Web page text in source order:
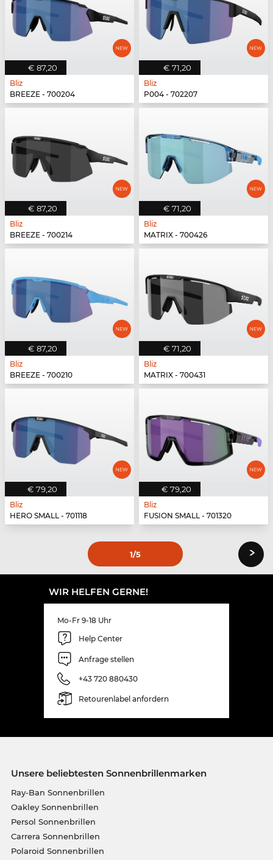
€ 87,20
Bliz
BREEZE - 700204
€ 71,20
Bliz
P004 - 702207
€ 87,20
Bliz
BREEZE - 700214
€ 71,20
Bliz
MATRIX - 700426
€ 87,20
Bliz
BREEZE - 700210
€ 71,20
Bliz
MATRIX - 700431
€ 79,20
Bliz
HERO SMALL - 701118
€ 79,20
Bliz
FUSION SMALL - 701320
1/5 ›
WIR HELFEN GERNE!
Mo-Fr 9-18 Uhr
Help Center
Anfrage stellen
+43 720 880430
Retourenlabel anfordern
Unsere beliebtesten Sonnenbrillenmarken
Ray-Ban Sonnenbrillen
Oakley Sonnenbrillen
Persol Sonnenbrillen
Carrera Sonnenbrillen
Polaroid Sonnenbrillen